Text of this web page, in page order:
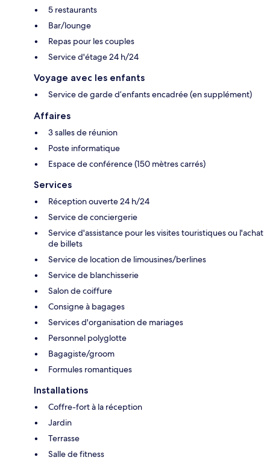
5 restaurants
Bar/lounge
Repas pour les couples
Service d'étage 24 h/24
Voyage avec les enfants
Service de garde d’enfants encadrée (en supplément)
Affaires
3 salles de réunion
Poste informatique
Espace de conférence (150 mètres carrés)
Services
Réception ouverte 24 h/24
Service de conciergerie
Service d'assistance pour les visites touristiques ou l'achat
de billets
Service de location de limousines/berlines
Service de blanchisserie
Salon de coiffure
Consigne à bagages
Services d'organisation de mariages
Personnel polyglotte
Bagagiste/groom
Formules romantiques
Installations
Coffre-fort à la réception
Jardin
Terrasse
Salle de fitness